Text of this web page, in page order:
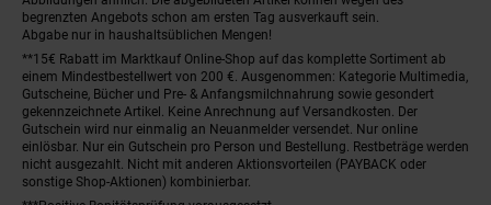
begrenzten Angebots schon am ersten Tag ausverkauft sein.
Abgabe nur in haushaltsüblichen Mengen!
**15€ Rabatt im Marktkauf Online-Shop auf das komplette Sortiment ab
einem Mindestbestellwert von 200 €. Ausgenommen: Kategorie Multimedia,
Gutscheine, Bücher und Pre- & Anfangsmilchnahrung sowie gesondert
gekennzeichnete Artikel. Keine Anrechnung auf Versandkosten. Der
Gutschein wird nur einmalig an Neuanmelder versendet. Nur online
einlösbar. Nur ein Gutschein pro Person und Bestellung. Restbeträge werden
nicht ausgezahlt. Nicht mit anderen Aktionsvorteilen (PAYBACK oder
sonstige Shop-Aktionen) kombinierbar.